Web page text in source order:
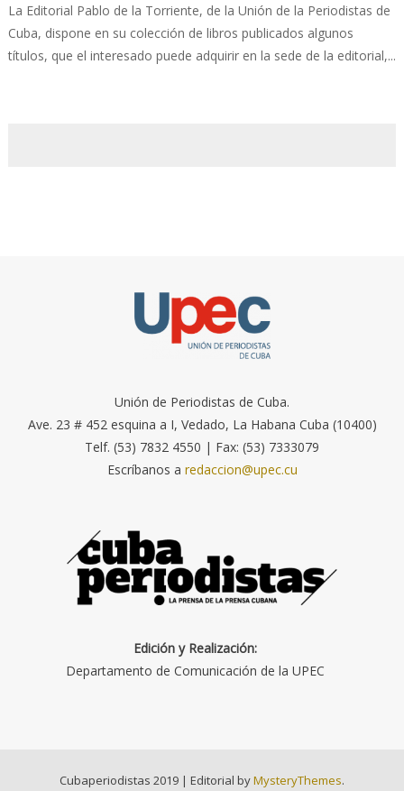
La Editorial Pablo de la Torriente, de la Unión de la Periodistas de
Cuba, dispone en su colección de libros publicados algunos
títulos, que el interesado puede adquirir en la sede de la editorial,...
Unión de Periodistas de Cuba.
Ave. 23 # 452 esquina a I, Vedado, La Habana Cuba (10400)
Telf. (53) 7832 4550 | Fax: (53) 7333079
Escríbanos a redaccion@upec.cu
Edición y Realización:
Departamento de Comunicación de la UPEC
Cubaperiodistas 2019 | Editorial byMysteryThemes.